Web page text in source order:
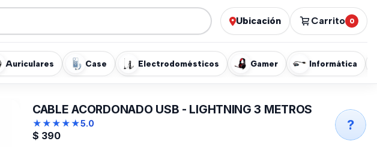
Ubicación Carrito 0
Auriculares Case Electrodomésticos Gamer Informática
CABLE ACORDONADO USB - LIGHTNING 3 METROS
★★★★★5.0
$ 390
?